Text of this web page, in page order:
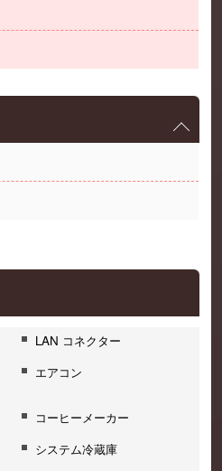
LAN コネクター
エアコン
コーヒーメーカー
システム冷蔵庫